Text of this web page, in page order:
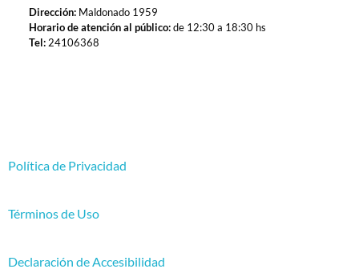
Dirección:Maldonado 1959
Horario de atención al público:de 12:30 a 18:30 hs
Tel:24106368
Política de Privacidad
Términos de Uso
Declaración de Accesibilidad